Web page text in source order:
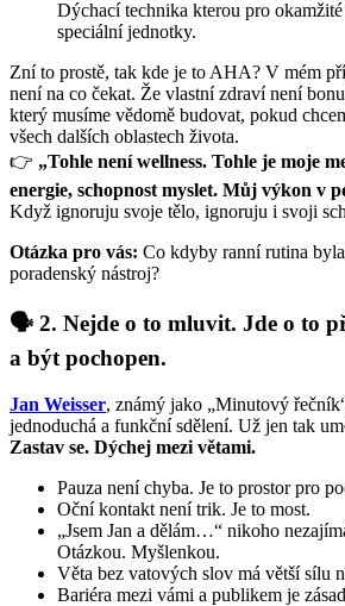
Dýchací technika kterou pro
speciální jednotky.
Zní to prostě, tak kde je to AHA? V mém
není na co čekat. Že vlastní zdraví není
který musíme vědomě budovat, pokud
všech dalších oblastech života.
👉 „Tohle není wellness. Tohle je moje
energie, schopnost myslet. Můj výkon v
Když ignoruju svoje tělo, ignoruju i svoji
Otázka pro vás: Co kdyby ranní rutina
poradenský nástroj?
🗣️ 2. Nejde o to mluvit. Jde o to
a být pochopen.
Jan Weisser, známý jako „Minutový
jednoduchá a funkční sdělení. Už jen tak
Zastav se. Dýchej mezi větami.
Pauza není chyba. Je to prostor pro
Oční kontakt není trik. Je to most.
„Jsem Jan a dělám…“ nikoho
Otázkou. Myšlenkou.
Věta bez vatových slov má větší sílu
Bariéra mezi vámi a publikem je